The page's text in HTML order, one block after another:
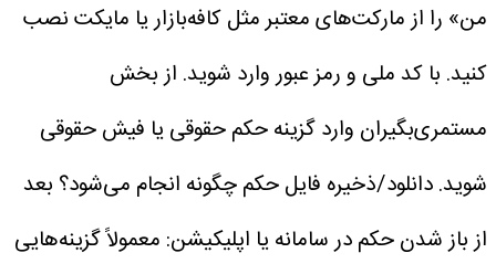
من» را از مارکت‌های معتبر مثل کافه‌بازار یا مایکت نصب
کنید. با کد ملی و رمز عبور وارد شوید. از بخش
مستمری‌بگیران وارد گزینه حکم حقوقی یا فیش حقوقی
شوید.دانلود/ذخیره فایل حکم چگونه انجام می‌شود؟ بعد
از باز شدن حکم در سامانه یا اپلیکیشن: معمولاً گزینه‌هایی